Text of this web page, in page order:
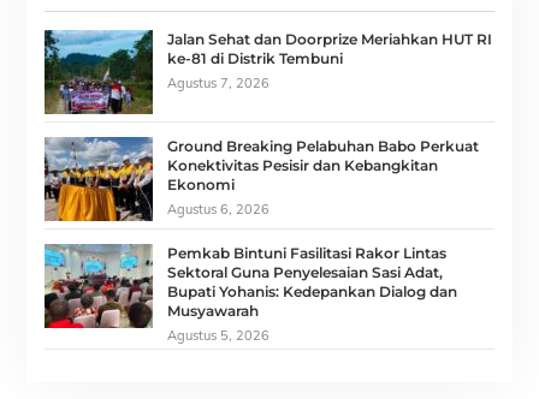
Jalan Sehat dan Doorprize Meriahkan HUT RI
ke-81 di Distrik Tembuni
Agustus 7, 2026
Ground Breaking Pelabuhan Babo Perkuat
Konektivitas Pesisir dan Kebangkitan
Ekonomi
Agustus 6, 2026
Pemkab Bintuni Fasilitasi Rakor Lintas
Sektoral Guna Penyelesaian Sasi Adat,
Bupati Yohanis: Kedepankan Dialog dan
Musyawarah
Agustus 5, 2026